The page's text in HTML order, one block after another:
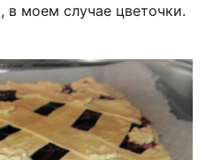
моем случае цветочки.